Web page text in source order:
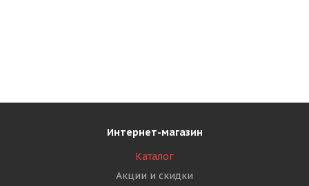
Интернет-магазин
Каталог
Акции и скидки